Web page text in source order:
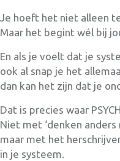
Je hoeft het niet alleen
Maar het begint wél bij
En als je voelt dat je
ook al snap je het
dan kan het zijn dat je
Dat is precies waar
Niet met ‘denken anders
maar met het
in je systeem.